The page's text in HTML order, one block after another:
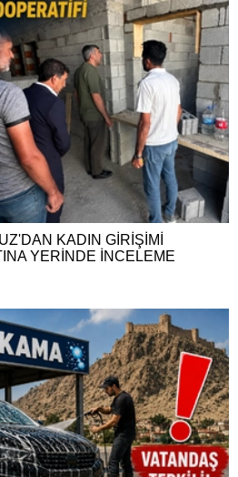
KADIN GİRİŞİMİ
YERİNDE İNCELEME